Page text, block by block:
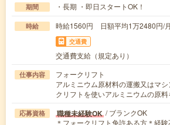
期間 ・長期 ・即日スタートOK！
時給 時給1560円 日額平均1万2480円/
交通費
交通費支給（規定あり）
仕事内容
フォークリフト
アルミニウム原材料の運搬又はマ
クリフトを使いアルミニウムの原
応募資格 職種未経験OK / ブランクOK
＊フォークリフト免許ある方＊経